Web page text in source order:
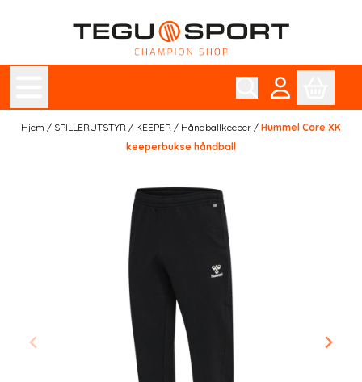
Hopp til innhold
Hjem / SPILLERUTSTYR / KEEPER / Håndballkeeper / Hummel Core XK
keeperbukse håndball